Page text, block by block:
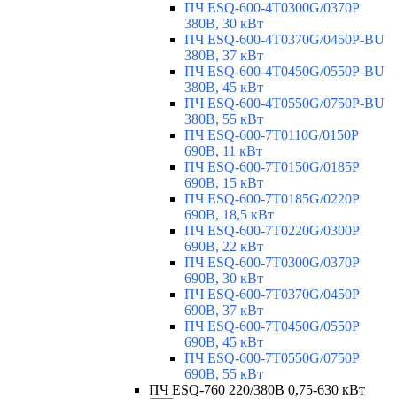
ПЧ ESQ-600-4T0300G/0370P
380В, 30 кВт
ПЧ ESQ-600-4T0370G/0450P-BU
380В, 37 кВт
ПЧ ESQ-600-4T0450G/0550P-BU
380В, 45 кВт
ПЧ ESQ-600-4T0550G/0750P-BU
380В, 55 кВт
ПЧ ESQ-600-7T0110G/0150P
690В, 11 кВт
ПЧ ESQ-600-7T0150G/0185P
690В, 15 кВт
ПЧ ESQ-600-7T0185G/0220P
690В, 18,5 кВт
ПЧ ESQ-600-7T0220G/0300P
690В, 22 кВт
ПЧ ESQ-600-7T0300G/0370P
690В, 30 кВт
ПЧ ESQ-600-7T0370G/0450P
690В, 37 кВт
ПЧ ESQ-600-7T0450G/0550P
690В, 45 кВт
ПЧ ESQ-600-7T0550G/0750P
690В, 55 кВт
ПЧ ESQ-760 220/380В 0,75-630 кВт